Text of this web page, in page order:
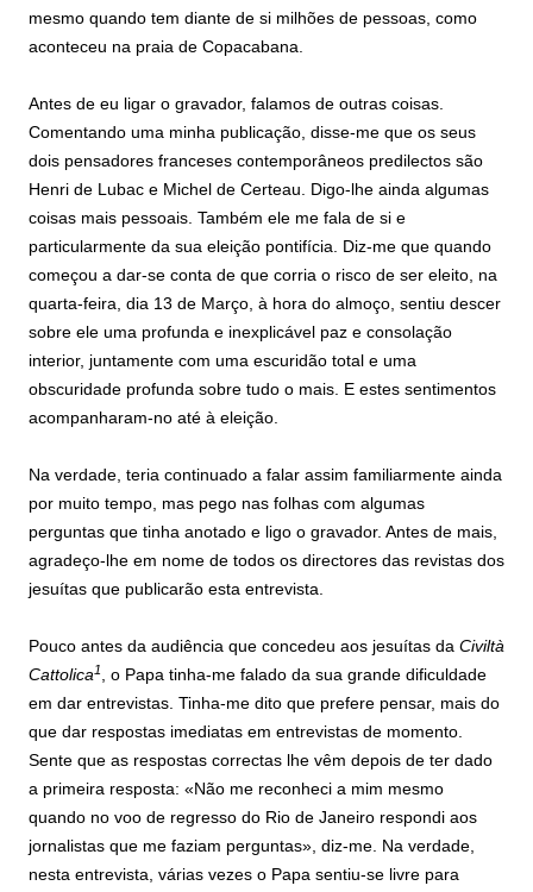
mesmo quando tem diante de si milhões de pessoas, como
aconteceu na praia de Copacabana.
Antes de eu ligar o gravador, falamos de outras coisas.
Comentando uma minha publicação, disse-me que os seus
dois pensadores franceses contemporâneos predilectos são
Henri de Lubac e Michel de Certeau. Digo-lhe ainda algumas
coisas mais pessoais. Também ele me fala de si e
particularmente da sua eleição pontifícia. Diz-me que quando
começou a dar-se conta de que corria o risco de ser eleito, na
quarta-feira, dia 13 de Março, à hora do almoço, sentiu descer
sobre ele uma profunda e inexplicável paz e consolação
interior, juntamente com uma escuridão total e uma
obscuridade profunda sobre tudo o mais. E estes sentimentos
acompanharam-no até à eleição.
Na verdade, teria continuado a falar assim familiarmente ainda
por muito tempo, mas pego nas folhas com algumas
perguntas que tinha anotado e ligo o gravador. Antes de mais,
agradeço-lhe em nome de todos os directores das revistas dos
jesuítas que publicarão esta entrevista.
Pouco antes da audiência que concedeu aos jesuítas da Civiltà
Cattolica1
, o Papa tinha-me falado da sua grande dificuldade
em dar entrevistas. Tinha-me dito que prefere pensar, mais do
que dar respostas imediatas em entrevistas de momento.
Sente que as respostas correctas lhe vêm depois de ter dado
a primeira resposta: «Não me reconheci a mim mesmo
quando no voo de regresso do Rio de Janeiro respondi aos
jornalistas que me faziam perguntas», diz-me. Na verdade,
nesta entrevista, várias vezes o Papa sentiu-se livre para